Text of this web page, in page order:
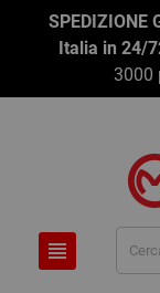
SPEDIZIONE
Italia in 24/
3000
view_headline